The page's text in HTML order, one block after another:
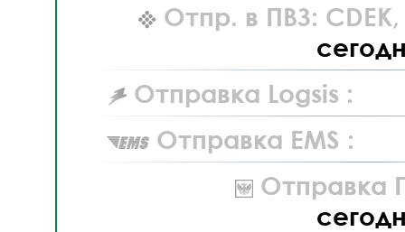
Отпр. в ПВЗ: CDEK,
Отправка Logsis :
Отправка EMS :
Отправка